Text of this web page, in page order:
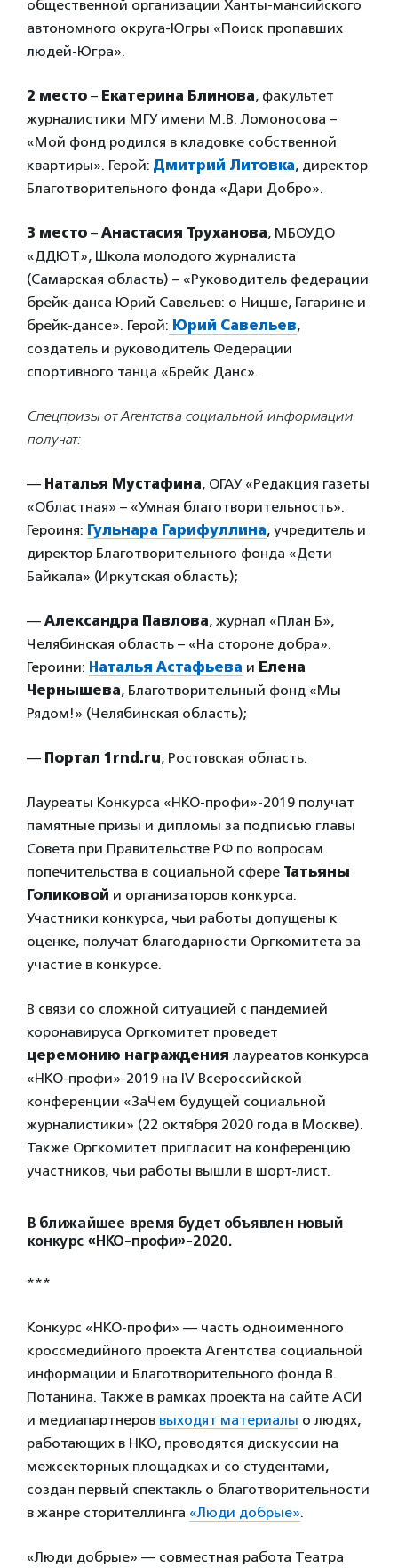
общественной организации Ханты-мансийского
автономного округа-Югры «Поиск пропавших
людей-Югра».
2 место – Екатерина Блинова, факультет
журналистики МГУ имени М.В. Ломоносова –
«Мой фонд родился в кладовке собственной
квартиры». Герой: Дмитрий Литовка, директор
Благотворительного фонда «Дари Добро».
3 место – Анастасия Труханова, МБОУДО
«ДДЮТ», Школа молодого журналиста
(Самарская область) – «Руководитель федерации
брейк-данса Юрий Савельев: о Ницше, Гагарине и
брейк-дансе». Герой: Юрий Савельев,
создатель и руководитель Федерации
спортивного танца «Брейк Данс».
Спецпризы от Агентства социальной информации
получат:
— Наталья Мустафина, ОГАУ «Редакция газеты
«Областная» – «Умная благотворительность».
Героиня: Гульнара Гарифуллина, учредитель и
директор Благотворительного фонда «Дети
Байкала» (Иркутская область);
— Александра Павлова, журнал «План Б»,
Челябинская область – «На стороне добра».
Героини: Наталья Астафьева и Елена
Чернышева, Благотворительный фонд «Мы
Рядом!» (Челябинская область);
— Портал 1rnd.ru, Ростовская область.
Лауреаты Конкурса «НКО-профи»-2019 получат
памятные призы и дипломы за подписью главы
Совета при Правительстве РФ по вопросам
попечительства в социальной сфере Татьяны
Голиковой и организаторов конкурса.
Участники конкурса, чьи работы допущены к
оценке, получат благодарности Оргкомитета за
участие в конкурсе.
В связи со сложной ситуацией с пандемией
коронавируса Оргкомитет проведет
церемонию награждения лауреатов конкурса
«НКО-профи»-2019 на IV Всероссийской
конференции «ЗаЧем будущей социальной
журналистики» (22 октября 2020 года в Москве).
Также Оргкомитет пригласит на конференцию
участников, чьи работы вышли в шорт-лист.
В ближайшее время будет объявлен новый
конкурс «НКО-профи»-2020.
***
Конкурс «НКО-профи» — часть одноименного
кроссмедийного проекта Агентства социальной
информации и Благотворительного фонда В.
Потанина. Также в рамках проекта на сайте АСИ
и медиапартнеров выходят материалы о людях,
работающих в НКО, проводятся дискуссии на
межсекторных площадках и со студентами,
создан первый спектакль о благотворительности
в жанре сторителлинга «Люди добрые».
«Люди добрые» — совместная работа Театра